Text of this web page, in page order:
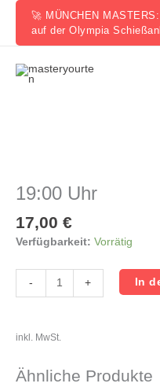
springen
🚀 MÜNCHEN
auf der Olympia
19:00 Uhr
17,00 €
Verfügbarkeit: Vorrätig
-
Menge
+ In
inkl. MwSt.
Ähnliche Produkte